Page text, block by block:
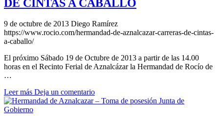
DE CINTAS A CABALLO
9 de octubre de 2013 Diego Ramírez
https://www.rocio.com/hermandad-de-aznalcazar-carreras-de-cintas-
a-caballo/
El próximo Sábado 19 de Octubre de 2013 a partir de las 14.00
horas en el Recinto Ferial de Aznalcázar la Hermandad de Rocío de
…
Leer más Deja un comentario